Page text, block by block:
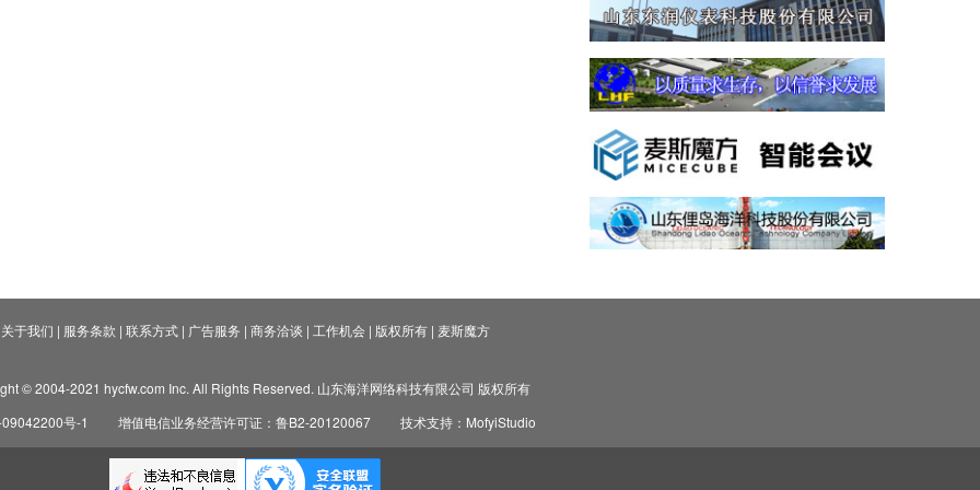
关于我们 | 服务条款 | 联系方式| 广告服务 | 商务洽谈 | 工作机会| 版权所有| 麦斯魔方
© 2004-2021 hycfw.com Inc. All Rights Reserved. 山东海洋网络科技有限公司 版权所有
号-1
增值电信业务经营许可证：鲁B2-20120067 技术支持：MofyiStudio